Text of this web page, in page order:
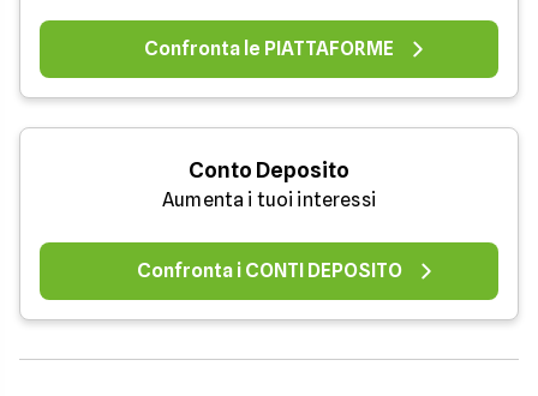
Confronta le PIATTAFORME
Conto Deposito
Aumenta i tuoi interessi
Confronta i CONTI DEPOSITO